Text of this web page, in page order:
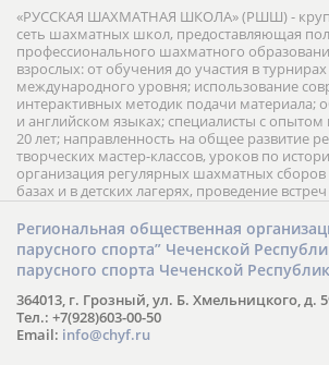
«РУССКАЯ ШАХМАТНАЯ ШКОЛА» (РШШ) -
сеть шахматных школ, предоставляющая
профессионального шахматного
взрослых: от обучения до участия в
международного уровня; использование
интерактивных методик подачи материала;
и английском языках; специалисты с
20 лет; направленность на общее развитие
творческих мастер-классов, уроков по
организация регулярных шахматных
базах и в детских лагерях, проведение
шахматистами; корпоративное обучение;
форме вебинаров и индивидуальных
российских и международных тренеров,
онлайн трансляция мероприятий и турниров.
Региональная общественная
парусного спорта” Чеченской
парусного спорта Чеченской
364013, г. Грозный, ул. Б. Хмельницкого, д.
Тел.: +7(928)603-00-50
Email: info@chyf.ru